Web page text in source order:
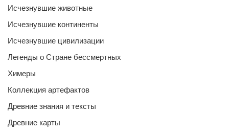
Исчезнувшие животные
Исчезнувшие континенты
Исчезнувшие цивилизации
Легенды о Стране бессмертных
Химеры
Коллекция артефактов
Древние знания и тексты
Древние карты